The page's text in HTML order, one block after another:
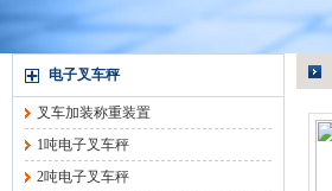
电子叉车秤
叉车加装称重装置
1吨电子叉车秤
2吨电子叉车秤